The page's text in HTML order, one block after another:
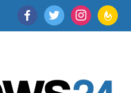
facebooktwitter instagram